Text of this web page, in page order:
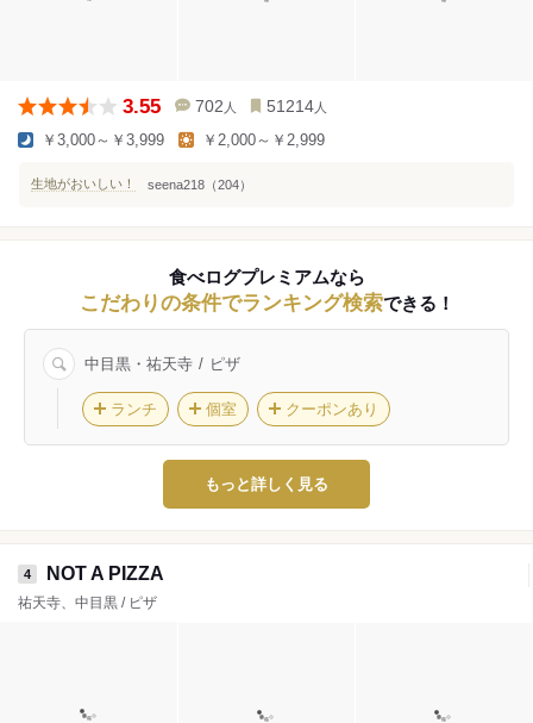
3.55 702 人 51214 人
￥3,000～￥3,999 ￥2,000～￥2,999
生地がおいしい！ seena218（204）
食べログプレミアムなら
こだわりの条件でランキング検索できる！
中目黒・祐天寺 ピザ
ランチ 個室 クーポンあり
もっと詳しく見る
4 NOT A PIZZA
祐天寺、中目黒 / ピザ